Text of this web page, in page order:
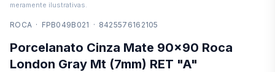
meramente ilustrativas.
ROCA · FPB049B021 · 8425576162105
Porcelanato Cinza Mate 90x90 Roca
London Gray Mt (7mm) RET "A"